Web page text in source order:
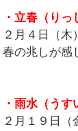
・立春（りっ
２月４日（
春の兆しが感
・雨水（うす
２月１９日